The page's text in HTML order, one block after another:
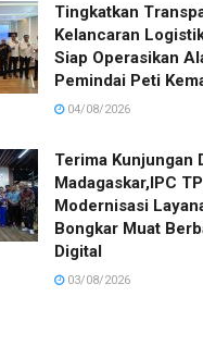
Tingkatkan
Kelancaran
Siap Operasikan
Pemindai Peti
04/08/2026
Terima Kunjungan
Madagaskar,IPC
Modernisasi
Bongkar Muat
Digital
03/08/2026